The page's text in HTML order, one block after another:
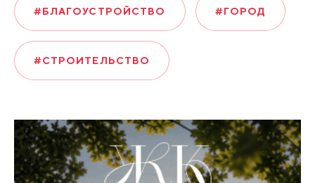
#БЛАГОУСТРОЙСТВО #ГОРОД
#СТРОИТЕЛЬСТВО